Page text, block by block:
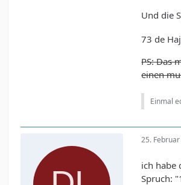
Und die
73 de
PS: Das
einen
Einmal
25.
ich habe
Spruch: